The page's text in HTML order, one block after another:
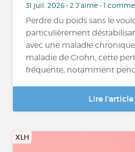
31 juil. 2026 • 2 J'aime • 1
Perdre du poids sans le
particulièrement
avec une maladie
maladie de Crohn, cette
fréquente, notamment
Lire l'article
XLH